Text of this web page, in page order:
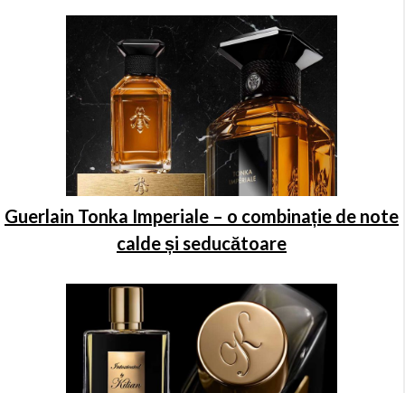
Guerlain Tonka Imperiale – o combinație de note
calde și seducătoare